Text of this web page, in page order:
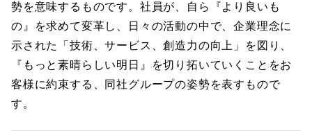
勢を意味するものです。社員が、自ら『より良いも
の』を求めて変革し、日々の活動の中で、企業理念に
示された「技術、サービス、創造力の向上」を図り、
『もっと素晴らしい明日』を切り拓いていくことをお
客様に約束する、同社グループの姿勢を表すもので
す。